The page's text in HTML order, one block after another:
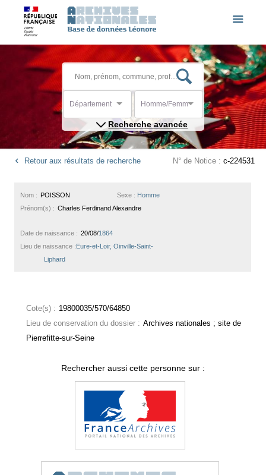
Département Homme/Femme
Recherche avancée
Retour aux résultats de recherche N° de Notice : c-224531
Sexe : Homme
Nom : POISSON
Prénom(s) : Charles Ferdinand Alexandre
Date de naissance : 20/08/1864
Lieu de naissance :Eure-et-Loir, Oinville-Saint-
Liphard
Cote(s) : 19800035/570/64850
Lieu de conservation du dossier : Archives nationales ; site de
Pierrefitte-sur-Seine
Rechercher aussi cette personne sur :